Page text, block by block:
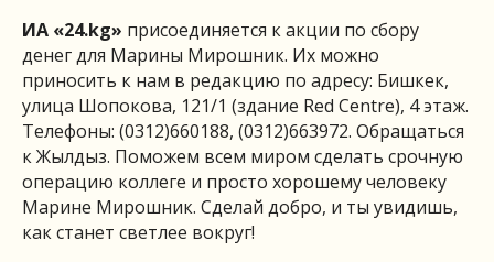
ИА «24.kg» присоединяется к акции по сбору
денег для Марины Мирошник. Их можно
приносить к нам в редакцию по адресу: Бишкек,
улица Шопокова, 121/1 (здание Red Centre), 4 этаж.
Телефоны: (0312)660188, (0312)663972. Обращаться
к Жылдыз. Поможем всем миром сделать срочную
операцию коллеге и просто хорошему человеку
Марине Мирошник. Сделай добро, и ты увидишь,
как станет светлее вокруг!